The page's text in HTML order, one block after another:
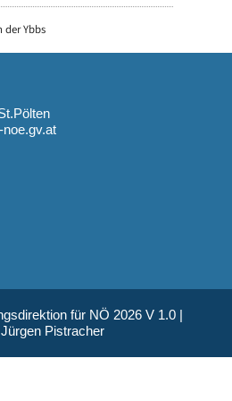
der Ybbs
für NÖ 2026 V 1.0 |
Pistracher